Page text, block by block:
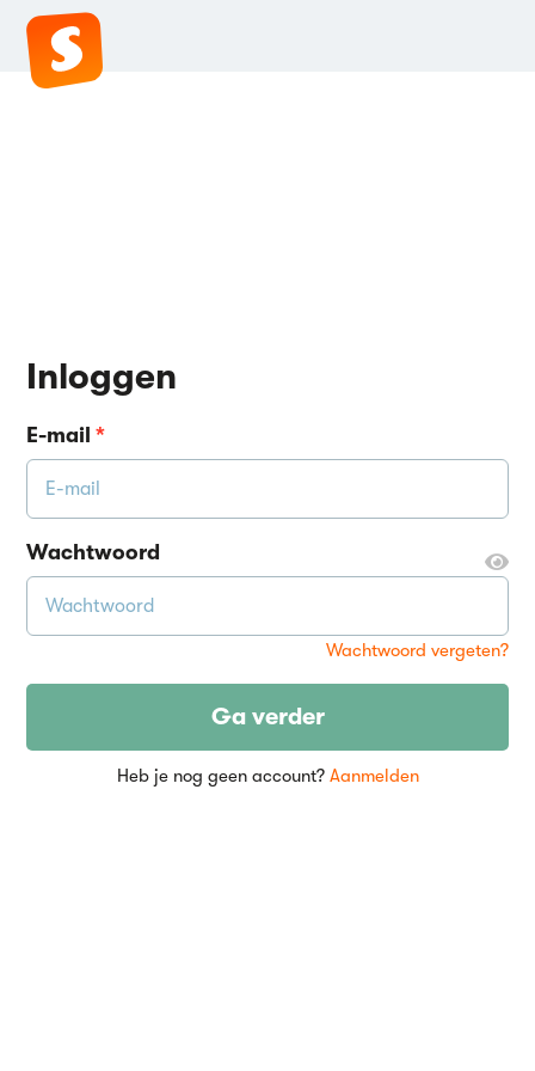
Inloggen
E-mail*
Wachtwoord
Wachtwoord vergeten?
Ga verder
Heb je nog geen account? Aanmelden